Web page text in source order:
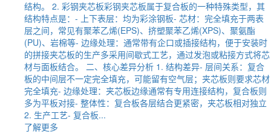
结构。 2. 彩钢夹芯板彩钢夹芯板属于复合板的一种特殊类型，其
结构特点是：- 上下表层：均为彩涂钢板- 芯材：完全填充于两表
层之间，常见有聚苯乙烯(EPS)、挤塑聚苯乙烯(XPS)、聚氨酯
(PU)、岩棉等- 边缘处理：通常带有企口或插接结构，便于安装时
的拼接夹芯板的生产多采用间歇式工艺，通过发泡或粘接方式将芯
材与面板结合。 二、核心差异分析 1. 结构差异- 层间关系：复合
板的中间层不一定完全填充，可能留有空气层；夹芯板则要求芯材
完全填充- 边缘处理：夹芯板边缘通常有专用连接结构，复合板则
多为平板对接- 整体性：复合板各层结合更紧密，夹芯板相对独立
2. 生产工艺- 复合板...
了解更多